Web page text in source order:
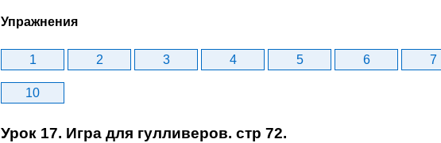
Упражнения
1 2 3 4 5 6 7
10
Урок 17. Игра для гулливеров. стр 72.